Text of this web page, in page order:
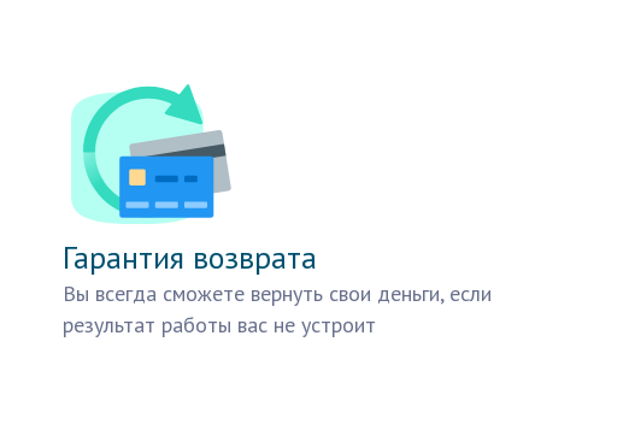
Гарантия возврата
Вы всегда сможете вернуть свои деньги, если
результат работы вас не устроит